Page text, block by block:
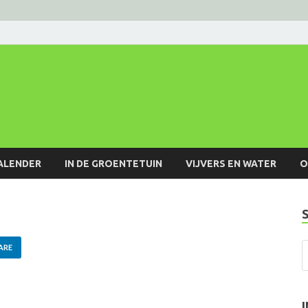
IN DE GROENTETUIN VIJVERS EN WATER